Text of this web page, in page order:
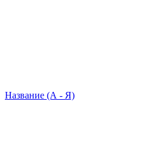
Название (А - Я)